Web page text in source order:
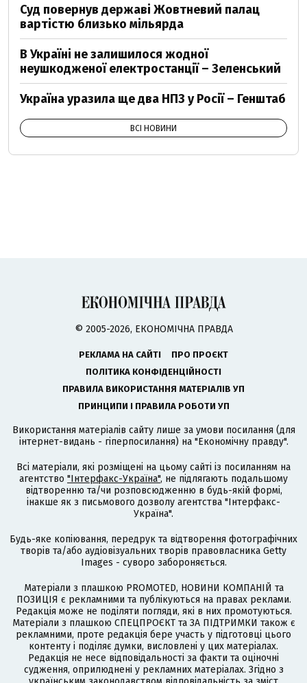
Суд повернув державі Жовтневий палац
вартістю близько мільярда
В Україні не залишилося жодної
неушкодженої електростанції – Зеленський
Україна уразила ще два НПЗ у Росії – Генштаб
ВСІ НОВИНИ
© 2005-2026, ЕКОНОМІЧНА ПРАВДА
РЕКЛАМА НА САЙТІ
ПРО ПРОЄКТ
ПОЛІТИКА КОНФІДЕНЦІЙНОСТІ
ПРАВИЛА ВИКОРИСТАННЯ МАТЕРІАЛІВ УП
ПРИНЦИПИ І ПРАВИЛА РОБОТИ УП
Використання матеріалів сайту лише за умови посилання (для
інтернет-видань - гіперпосилання) на "Економічну правду".
Всі матеріали, які розміщені на цьому сайті із посиланням на
агентство "Інтерфакс-Україна", не підлягають подальшому
відтворенню та/чи розповсюдженню в будь-якій формі,
інакше як з письмового дозволу агентства "Інтерфакс-
Україна".
Будь-яке копіювання, передрук та відтворення фотографічних
творів та/або аудіовізуальних творів правовласника Getty
Images - суворо забороняється.
Матеріали з плашкою PROMOTED, НОВИНИ КОМПАНІЙ та
ПОЗИЦІЯ є рекламними та публікуються на правах реклами.
Редакція може не поділяти погляди, які в них промотуються.
Матеріали з плашкою СПЕЦПРОЄКТ та ЗА ПІДТРИМКИ також є
рекламними, проте редакція бере участь у підготовці цього
контенту і поділяє думки, висловлені у цих матеріалах.
Редакція не несе відповідальності за факти та оціночні
судження, оприлюднені у рекламних матеріалах. Згідно з